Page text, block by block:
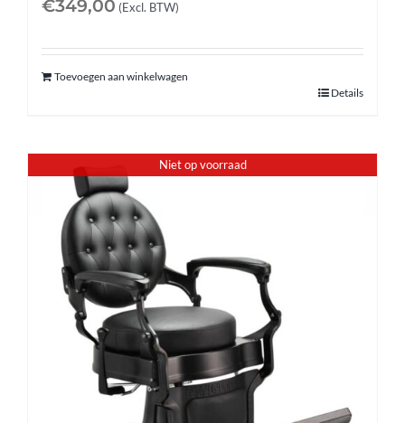
€349,00 (Excl. BTW)
Toevoegen aan winkelwagen
Details
Niet op voorraad